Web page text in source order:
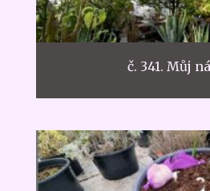
č. 341. Můj